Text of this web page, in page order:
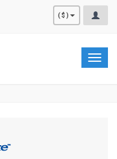
($)